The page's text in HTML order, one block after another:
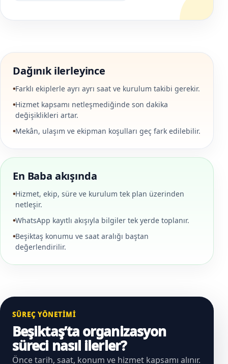
Dağınık ilerleyince
Farklı ekiplerle ayrı ayrı saat ve kurulum takibi gerekir.
Hizmet kapsamı netleşmediğinde son dakika
değişiklikleri artar.
Mekân, ulaşım ve ekipman koşulları geç fark edilebilir.
En Baba akışında
Hizmet, ekip, süre ve kurulum tek plan üzerinden
netleşir.
WhatsApp kayıtlı akışıyla bilgiler tek yerde toplanır.
Beşiktaş konumu ve saat aralığı baştan
değerlendirilir.
SÜREÇ YÖNETIMI
Beşiktaş’ta organizasyon
süreci nasıl ilerler?
Önce tarih, saat, konum ve hizmet kapsamı alınır.